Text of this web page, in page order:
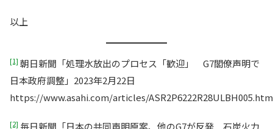
以上
[1] 朝日新聞「処理水放出のプロセス「歓迎」 G7閣僚声明で
日本政府調整」2023年2月22日
https://www.asahi.com/articles/
[2] 毎日新聞「日本の共同声明原案、他のG7が反発 石炭火力